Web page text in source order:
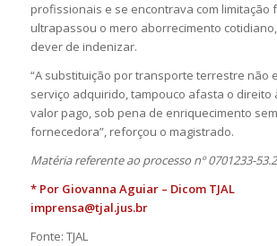
profissionais e se encontrava com limitação
ultrapassou o mero aborrecimento
dever de indenizar.
“A substituição por transporte terrestre não
serviço adquirido, tampouco afasta o direito
valor pago, sob pena de enriquecimento
fornecedora”, reforçou o magistrado.
Matéria referente ao processo nº 0701233-
* Por Giovanna Aguiar – Dicom TJAL
imprensa@tjal.jus.br
Fonte: TJAL